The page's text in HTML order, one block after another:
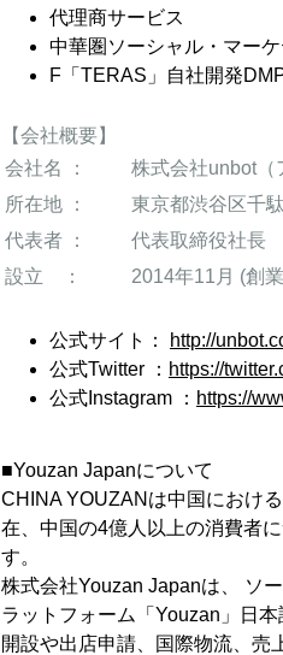
代理商サービス
中華圏ソーシャル・マー
F「TERAS」自社開発
【会社概要】
会社名 ：
株式会社unbot（
所在地 ：
東京都渋谷区千
代表者 ：
代表取締役社長
設立 ：
2014年11月 (創
公式サイト：
http://
公式Twitter ： https://
公式Instagram ： https://
■Youzan Japanについて
CHINA YOUZANは中国におけ
在、中国の4億人以上の消費者
す。
株式会社Youzan Japanは、 ソ
ラットフォーム「Youzan」日
開設や出店申請、国際物流、売